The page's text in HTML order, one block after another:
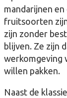
mandarijnen
fruitsoorten
zijn zonder
blijven. Ze zijn
werkomgeving
willen pakken.
Naast de